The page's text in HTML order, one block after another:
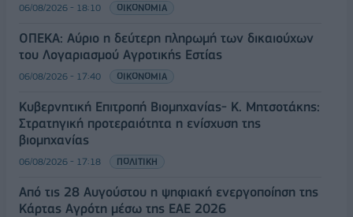
06/08/2026 - 18:10 ΟΙΚΟΝΟΜΙΑ
ΟΠΕΚΑ: Αύριο η δεύτερη πληρωμή των δικαιούχων
του Λογαριασμού Αγροτικής Εστίας
06/08/2026 - 17:40 ΟΙΚΟΝΟΜΙΑ
Κυβερνητική Επιτροπή Βιομηχανίας- Κ. Μητσοτάκης:
Στρατηγική προτεραιότητα η ενίσχυση της
βιομηχανίας
06/08/2026 - 17:18 ΠΟΛΙΤΙΚΗ
Από τις 28 Αυγούστου η ψηφιακή ενεργοποίηση της
Κάρτας Αγρότη μέσω της ΕΑΕ 2026